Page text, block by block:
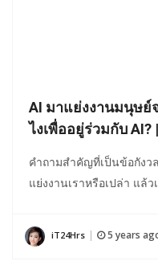
AI มาแย่งงานมนุษย์
ไงเพื่ออยู่ร่วมกับ AI?
คำถามสำคัญที่เป็นข้อกังว
แย่งงานเราหรือเปล่า แล้
iT24Hrs 5 years